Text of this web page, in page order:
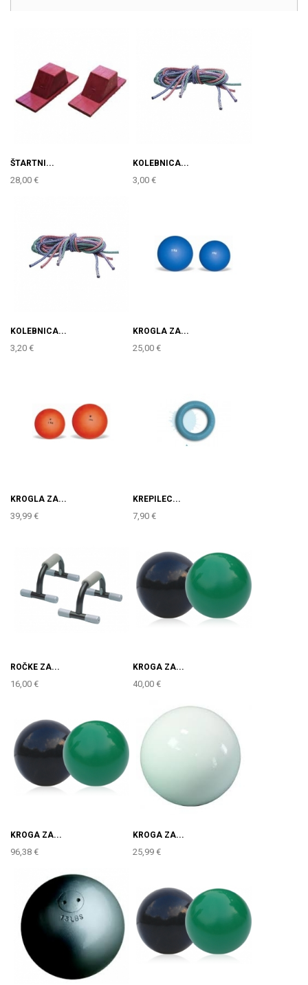
ŠTARTNI...
28,00 €
KOLEBNICA...
3,00 €
KOLEBNICA...
3,20 €
KROGLA ZA...
25,00 €
KROGLA ZA...
39,99 €
KREPILEC...
7,90 €
ROČKE ZA...
16,00 €
KROGA ZA...
40,00 €
KROGA ZA...
96,38 €
KROGA ZA...
25,99 €